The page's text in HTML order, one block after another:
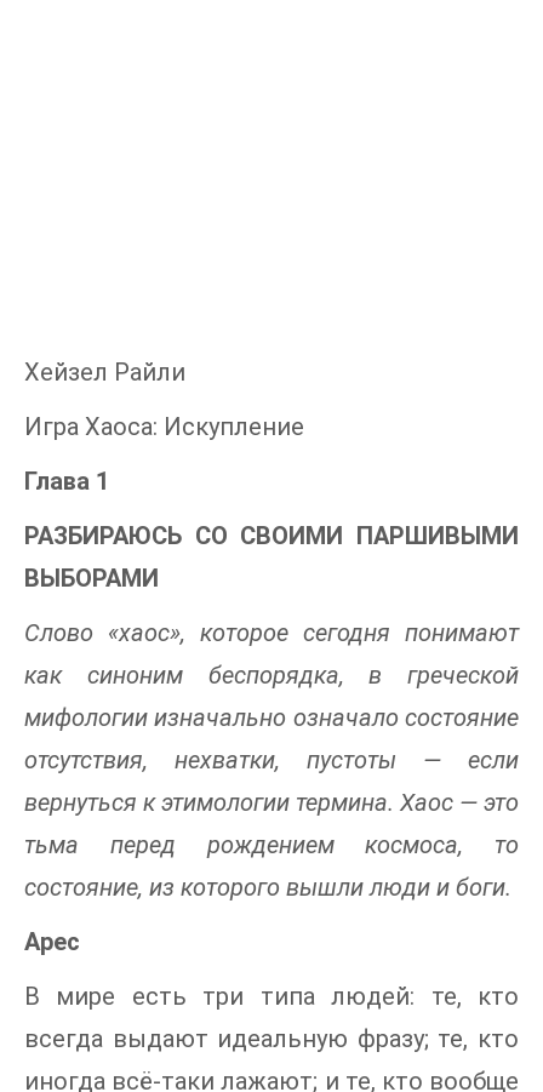
Хейзел Райли
Игра Хаоса: Искупление
Глава 1
РАЗБИРАЮСЬ СО СВОИМИ ПАРШИВЫМИ
ВЫБОРАМИ
Слово «хаос», которое сегодня понимают
как синоним беспорядка, в греческой
мифологии изначально означало состояние
отсутствия, нехватки, пустоты — если
вернуться к этимологии термина. Хаос — это
тьма перед рождением космоса, то
состояние, из которого вышли люди и боги.
Арес
В мире есть три типа людей: те, кто
всегда выдают идеальную фразу; те, кто
иногда всё-таки лажают; и те, кто вообще